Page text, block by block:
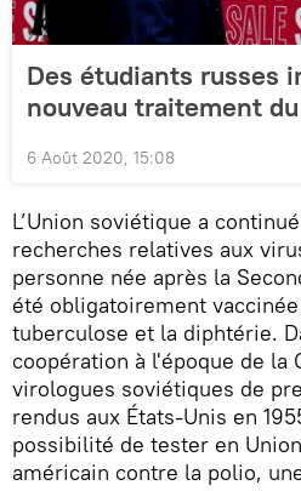
Des étudiants russes
nouveau traitement
6 Août 2020, 15:08
L’Union soviétique a
recherches relatives aux
personne née après la
été obligatoirement
tuberculose et la diphtérie.
coopération à l'époque de la
virologues soviétiques de
rendus aux États-Unis en
possibilité de tester en
américain contre la polio,